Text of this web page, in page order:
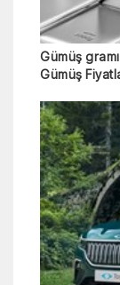
Gümüş
Gümüş